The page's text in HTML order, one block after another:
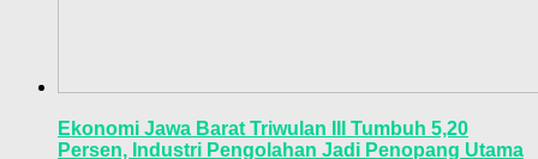
Ekonomi Jawa Barat Triwulan III Tumbuh 5,20
Persen, Industri Pengolahan Jadi Penopang Utama